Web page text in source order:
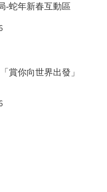
-蛇年新春互動區
賞你向世界出發」